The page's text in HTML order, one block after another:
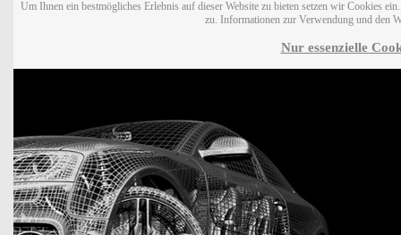
Um Ihnen ein bestmögliches Erlebnis auf dieser Website zu bieten setzen wir Cookies
zu. Informationen zur Verwendung und den
Nur essenzielle